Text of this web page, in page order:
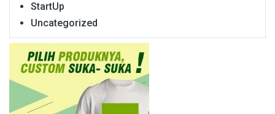
StartUp
Uncategorized